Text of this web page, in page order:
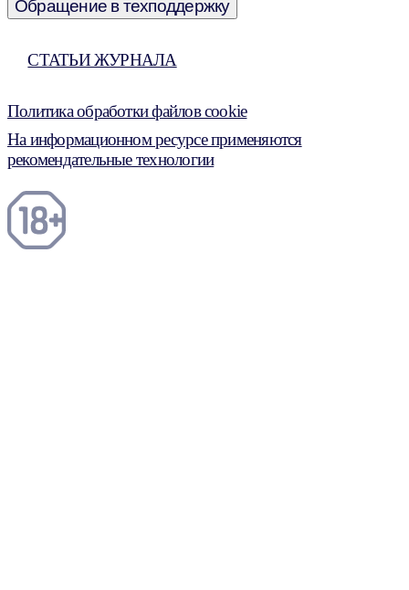
Обращение в техподдержку
СТАТЬИ ЖУРНАЛА
Политика обработки файлов cookie
На информационном ресурсе применяются
рекомендательные технологии